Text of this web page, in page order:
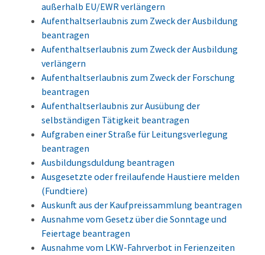
außerhalb EU/EWR verlängern
Aufenthaltserlaubnis zum Zweck der Ausbildung
beantragen
Aufenthaltserlaubnis zum Zweck der Ausbildung
verlängern
Aufenthaltserlaubnis zum Zweck der Forschung
beantragen
Aufenthaltserlaubnis zur Ausübung der
selbständigen Tätigkeit beantragen
Aufgraben einer Straße für Leitungsverlegung
beantragen
Ausbildungsduldung beantragen
Ausgesetzte oder freilaufende Haustiere melden
(Fundtiere)
Auskunft aus der Kaufpreissammlung beantragen
Ausnahme vom Gesetz über die Sonntage und
Feiertage beantragen
Ausnahme vom LKW-Fahrverbot in Ferienzeiten